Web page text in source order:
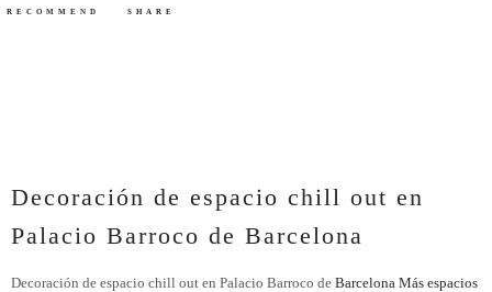
RECOMMEND SHARE
Decoración de espacio chill out en
Palacio Barroco de Barcelona
Decoración de espacio chill out en Palacio Barroco de Barcelona Más espacios